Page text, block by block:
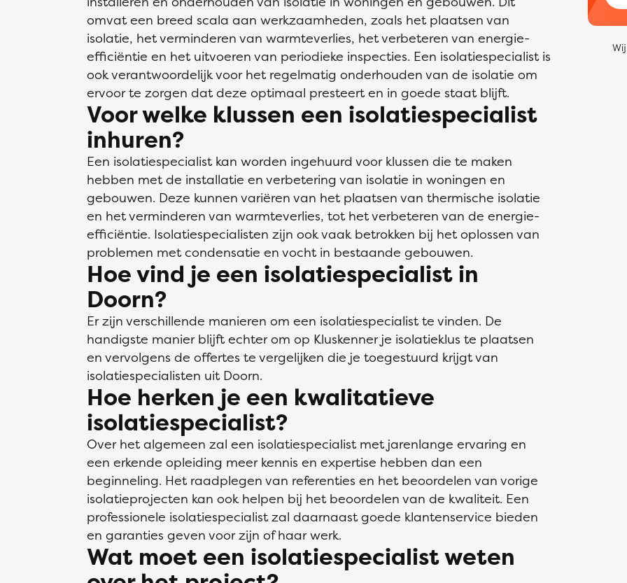
omvat een breed scala aan werkzaamheden, zoals het plaatsen van
isolatie, het verminderen van warmteverlies, het verbeteren van energie-
efficiëntie en het uitvoeren van periodieke inspecties. Een isolatiespecialist is
ook verantwoordelijk voor het regelmatig onderhouden van de isolatie om
ervoor te zorgen dat deze optimaal presteert en in goede staat blijft.
Voor welke klussen een isolatiespecialist
inhuren?
Een isolatiespecialist kan worden ingehuurd voor klussen die te maken
hebben met de installatie en verbetering van isolatie in woningen en
gebouwen. Deze kunnen variëren van het plaatsen van thermische isolatie
en het verminderen van warmteverlies, tot het verbeteren van de energie-
efficiëntie. Isolatiespecialisten zijn ook vaak betrokken bij het oplossen van
problemen met condensatie en vocht in bestaande gebouwen.
Hoe vind je een isolatiespecialist in
Doorn?
Er zijn verschillende manieren om een isolatiespecialist te vinden. De
handigste manier blijft echter om op Kluskenner je isolatieklus te plaatsen
en vervolgens de offertes te vergelijken die je toegestuurd krijgt van
isolatiespecialisten uit Doorn.
Hoe herken je een kwalitatieve
isolatiespecialist?
Over het algemeen zal een isolatiespecialist met jarenlange ervaring en
een erkende opleiding meer kennis en expertise hebben dan een
beginneling. Het raadplegen van referenties en het beoordelen van vorige
isolatieprojecten kan ook helpen bij het beoordelen van de kwaliteit. Een
professionele isolatiespecialist zal daarnaast goede klantenservice bieden
en garanties geven voor zijn of haar werk.
Wat moet een isolatiespecialist weten